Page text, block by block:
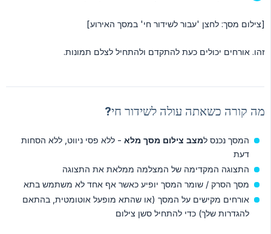
[צילום מסך: לחצן 'עבור לשידור חי' במסך האירוע]
זהו. אורחים יכולים כעת להתקדם ולהתחיל לצלם תמונות.
מה קורה כשאתה עולה לשידור חי?
המסך נכנס למצב צילום מסך מלא - ללא פסי ניווט, ללא הסחות
דעת
התצוגה המקדימה של המצלמה ממלאת את התצוגה
מסך הסרק / שומר המסך יופיע כאשר אף אחד לא משתמש בתא
אורחים מקישים על המסך (או שהתא מופעל אוטומטית, בהתאם
להגדרות שלך) כדי להתחיל סשן צילום